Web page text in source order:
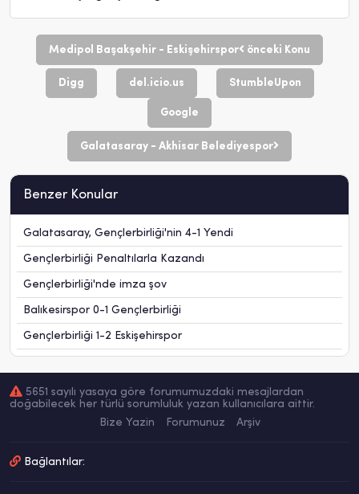
Medipol Başakşehir - Eskişehirspor önceki Konu
Digg del.icio.us StumbleUpon
Google
Galatasaray - Akhisar Belediyespor
Benzer Konular
Galatasaray, Gençlerbirliği'nin 4-1 Yendi
Gençlerbirliği Penaltılarla Kazandı
Gençlerbirliği'nde imza şov
Balıkesirspor 0-1 Gençlerbirliği
Gençlerbirliği 1-2 Eskişehirspor
5651 sayılı yasaya göre forumumuzdaki mesajlardan
doğabilecek her türlü sorumluluk yazan kullanıcılara aittir.
Bize Yazin
Forumunuz Arşiv
Bağlantılar: